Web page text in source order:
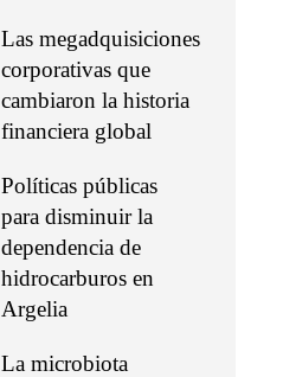
Las megadquisiciones
corporativas que
cambiaron la historia
financiera global
Políticas públicas
para disminuir la
dependencia de
hidrocarburos en
Argelia
La microbiota